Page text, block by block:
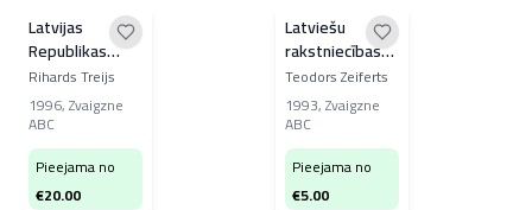
Latvijas
Republikas
prese
Rihards Treijs
1996,Zvaigzne
ABC
Pieejama no
€20.00
Latviešu
rakstniecības
vēsture
Teodors Zeiferts
1993,Zvaigzne
ABC
Pieejama no
€5.00